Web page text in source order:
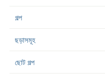
গল্প
ছড়াসমূহ
ছোট গল্প